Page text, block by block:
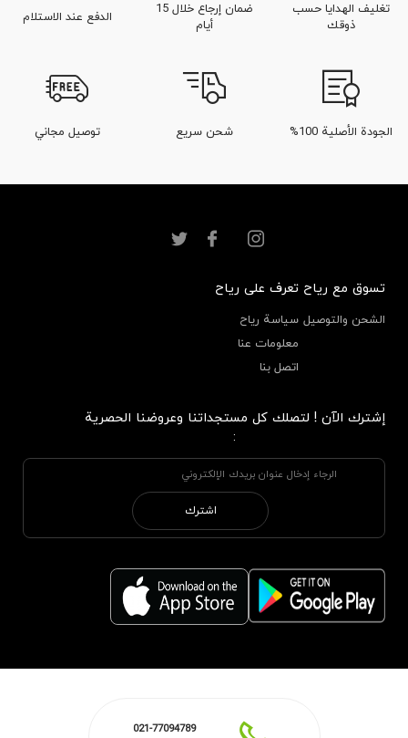
عطر مسك الروم عطور أروماتيك فاخرة
تغليف الهدايا حسب
ذوقك
ضمان إرجاع خلال 15
أيام
الدفع عند الاستلام
الجودة الأصلية 100% شحن سريع توصيل مجاني
تسوق مع رياح
الشحن والتوصيل
تعرف على رياح
سياسة رياح
معلومات عنا
اتصل بنا
إشترك الآن ! لتصلك كل مستجداتنا وعروضنا الحصرية
:
اشترك
021-77094789